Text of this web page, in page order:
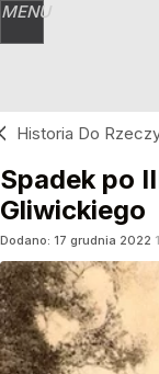
MENU
Historia Do
Spadek po
Gliwickiego
Dodano: 17 grudnia 2022